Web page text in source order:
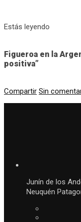
Estás leyendo
Figueroa en la
positiva”
Compartir Sin
Junín de los
Neuquén